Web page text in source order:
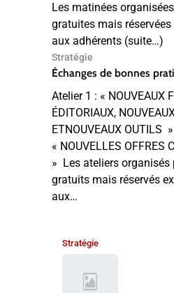
Les matinées
gratuites mais
aux adhérents (suite…)
Stratégie
Échanges de bonnes
Atelier 1 : « NOUVEAUX
ÉDITORIAUX,
ETNOUVEAUX OUTILS
« NOUVELLES OFFRES
» Les ateliers organisés
gratuits mais réservés
aux…
Stratégie